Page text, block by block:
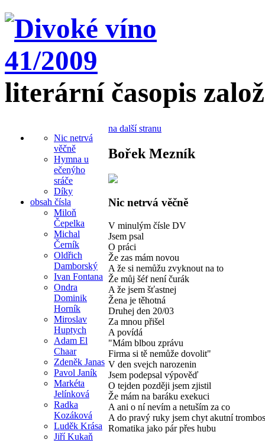
literární časopis
Nic netrvá
věčně
Hymna u
ečenýho
sráče
Díky
obsah čísla
Miloň
Čepelka
Michal
Černík
Oldřich
Damborský
Ivan Fontana
Ondra
Dominik
Horník
Miroslav
Huptych
Adam El
Chaar
Zdeněk Janas
Pavol Janík
Markéta
Jelínková
Radka
Kozáková
Luděk Krása
Jiří Kukaň
na další stranu
Bořek Mezník
Nic netrvá věčně
V minulým čísle DV
Jsem psal
O práci
Že zas mám novou
A že si nemůžu zvyknout na to
Že můj šéf není čurák
A že jsem šťastnej
Žena je těhotná
Druhej den 20/03
Za mnou přišel
A povídá
"Mám blbou zprávu
Firma si tě nemůže dovolit"
V den svejch narozenin
Jsem podepsal výpověď
O tejden později jsem zjistil
Že mám na baráku exekuci
A ani o ní nevím a netuším za co
A do pravý ruky jsem chyt akutní
Romatika jako pár přes hubu